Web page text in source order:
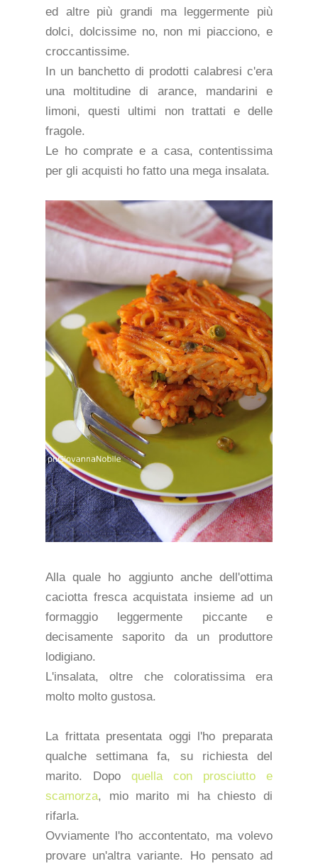
ed altre più grandi ma leggermente più
dolci, dolcissime no, non mi piacciono, e
croccantissime.
In un banchetto di prodotti calabresi c'era
una moltitudine di arance, mandarini e
limoni, questi ultimi non trattati e delle
fragole.
Le ho comprate e a casa, contentissima
per gli acquisti ho fatto una mega insalata.
Alla quale ho aggiunto anche dell'ottima
caciotta fresca acquistata insieme ad un
formaggio leggermente piccante e
decisamente saporito da un produttore
lodigiano.
L'insalata, oltre che coloratissima era
molto molto gustosa.
La frittata presentata oggi l'ho preparata
qualche settimana fa, su richiesta del
marito. Dopo quella con prosciutto e
scamorza, mio marito mi ha chiesto di
rifarla.
Ovviamente l'ho accontentato, ma volevo
provare un'altra variante. Ho pensato ad